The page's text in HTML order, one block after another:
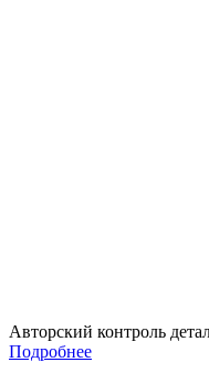
Авторский контроль
Подробнее